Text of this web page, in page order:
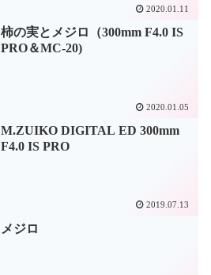
2020.01.11
柿の実とメジロ（300mm F4.0 IS
PRO＆MC-20)
2020.01.05
M.ZUIKO DIGITAL ED 300mm
F4.0 IS PRO
2019.07.13
メジロ